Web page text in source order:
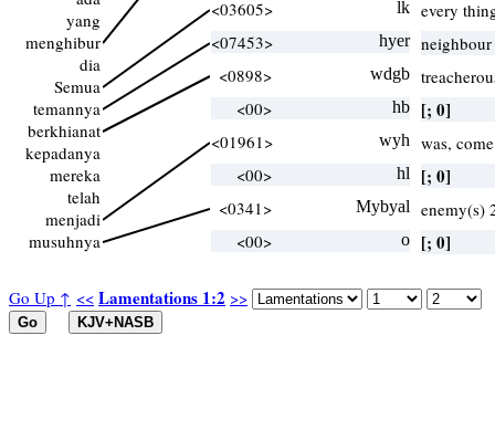
Go Up ↑ << Lamentations 1:2 >>
yang
menghibur
dia
Semua
temannya
berkhianat
kepadanya
mereka
telah
menjadi
musuhnya
<03605>
lk every
<07453>
hyer
<0898>
wdgb
<00>
hb [; 0]
<01961> wyh
was,
<00>
hl [; 0]
<0341> Mybyal
enemy(s)
<00>
o [; 0]